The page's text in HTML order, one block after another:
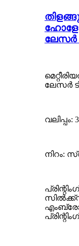
ലേസർ
ലേസർ
വലിപ്പം:
നിറം:
പ്രിന്റിംഗ്